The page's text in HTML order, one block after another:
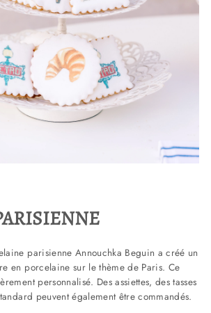
parisienne Annouchka Beguin a créé un
en porcelaine sur le thème de Paris. Ce
personnalisé. Des assiettes, des tasses
peuvent également être commandés.